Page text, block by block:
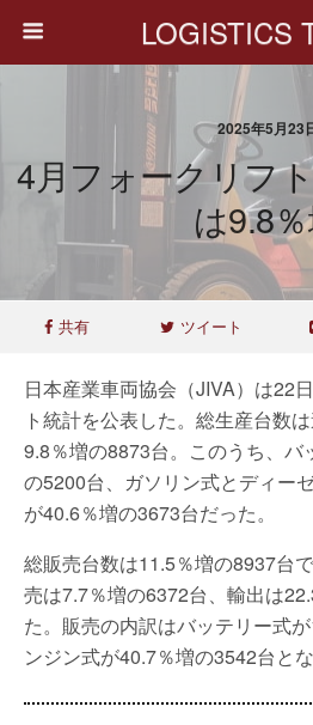
LOGISTICS
2025年5月23
4月フォークリフ
は9.8
共有 ツイート
日本産業車両協会（JIVA）は22
ト統計を公表した。総生産台数
9.8％増の8873台。このうち、バ
の5200台、ガソリン式とディー
が40.6％増の3673台だった。
総販売台数は11.5％増の8937台
売は7.7％増の6372台、輸出は
た。販売の内訳はバッテリー式
ンジン式が40.7％増の3542台とな